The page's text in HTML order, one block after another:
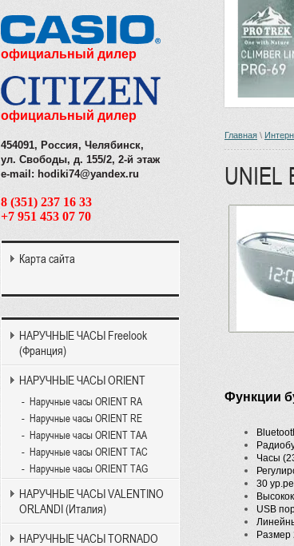
Главная \
UNIEL
Функции
Часы
30
USB
Размер
официальный дилер
официальный дилер
454091, Россия, Челябинск,
ул. Свободы, д. 155/2, 2-й этаж
e-mail: hodiki74@yandex.ru
8 (351) 237 16 33
+7 951 453 07 70
Карта сайта
НАРУЧНЫЕ ЧАСЫ Freelook
(Франция)
НАРУЧНЫЕ ЧАСЫ ORIENT
Наручные часы ORIENT RA
Наручные часы ORIENT RE
Наручные часы ORIENT TAA
Наручные часы ORIENT TAC
Наручные часы ORIENT TAG
НАРУЧНЫЕ ЧАСЫ VALENTINO
ORLANDI (Италия)
НАРУЧНЫЕ ЧАСЫ TORNADO